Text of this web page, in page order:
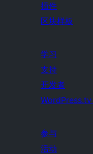
插件
区块样板
学习
支持
开发者
WordPress.tv
参与
活动